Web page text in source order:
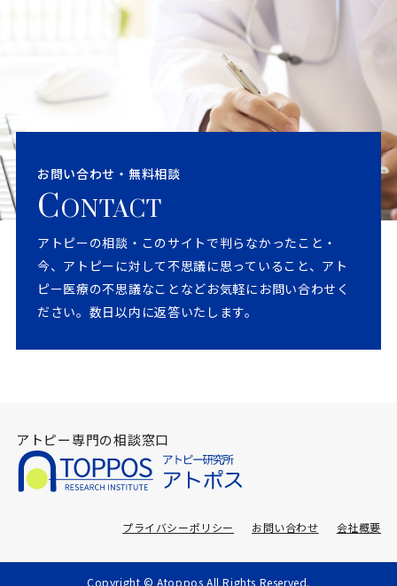
お問い合わせ・無料相談
CONTACT
アトピーの相談・このサイトで判らなかったこと・
今、アトピーに対して不思議に思っていること、アト
ピー医療の不思議なことなどお気軽にお問い合わせく
ださい。数日以内に返答いたします。
アトピー専門の相談窓口
プライバシーポリシー お問い合わせ 会社概要
Copyright © Atoppos All Rights Reserved.